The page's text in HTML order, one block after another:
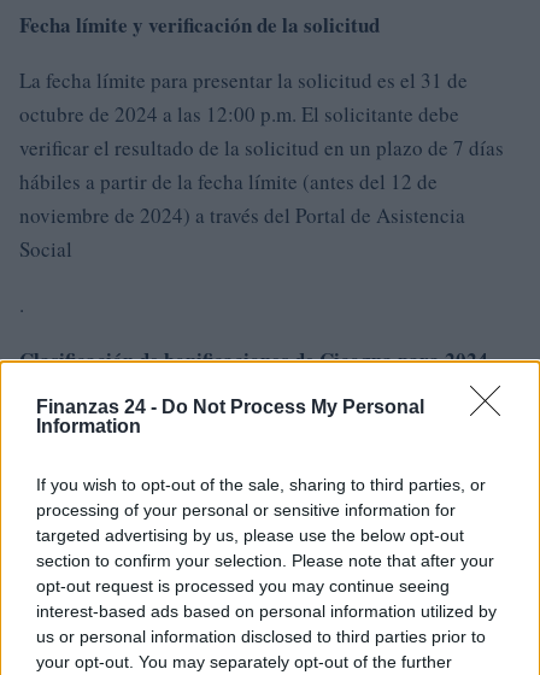
Finanzas 24 - Do Not Process My Personal
Information
If you wish to opt-out of the sale, sharing to third parties, or
processing of your personal or sensitive information for
targeted advertising by us, please use the below opt-out
section to confirm your selection. Please note that after your
opt-out request is processed you may continue seeing
interest-based ads based on personal information utilized by
us or personal information disclosed to third parties prior to
your opt-out. You may separately opt-out of the further
Fecha límite y verificación de la solicitud
La fecha límite para presentar la solicitud es el 31 de
octubre de 2024 a las 12:00 p.m. El solicitante debe
verificar el resultado de la solicitud en un plazo de 7 días
hábiles a partir de la fecha límite (antes del 12 de
noviembre de 2024) a través del Portal de Asistencia
Social
.
Clasificación de bonificaciones de Cicogna para 2024
El INPS elaborará la clasificación en función del valor
prioridad a los hijos de los propietarios con mayor
antigüedad en la Administración del Fondo IPOST. La
clasificación se publicará en el sitio web del INPS tras el
cierre de la convocatoria